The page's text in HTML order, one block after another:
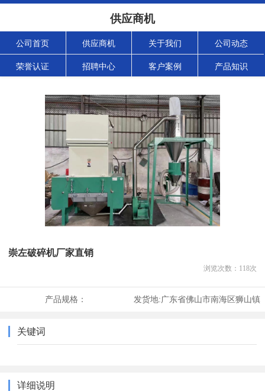
供应商机
公司首页 供应商机 关于我们 公司动态
荣誉认证 招聘中心 客户案例 产品知识
崇左破碎机厂家直销
浏览次数： 118次
产品规格： 发货地:广东省佛山市南海区狮山镇
关键词
详细说明